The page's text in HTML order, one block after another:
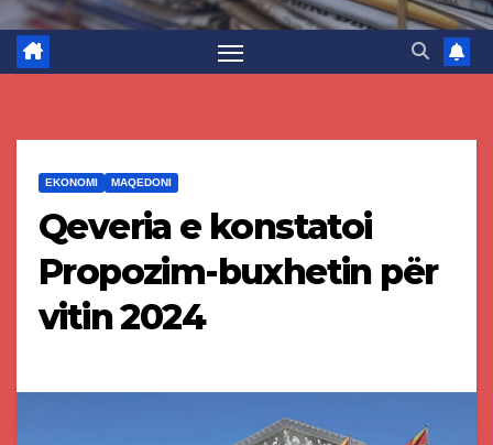
EKONOMI MAQEDONI
Qeveria e konstatoi
Propozim-buxhetin për
vitin 2024